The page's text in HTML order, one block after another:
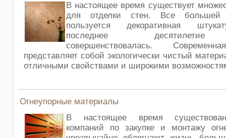
В настоящее время существует
для отделки стен. Все большей
пользуется декоративная
последнее десятилетие
совершенствовалась.
представляет собой экологически чистый
отличными свойствами и широкими
Огнеупорные материалы
В настоящее время
компаний по закупке и монтажу